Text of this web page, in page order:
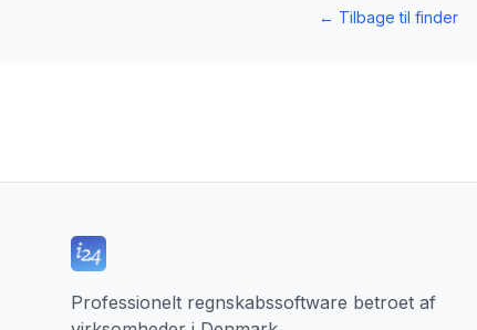
← Tilbage til finder
Professionelt regnskabssoftware betroet af